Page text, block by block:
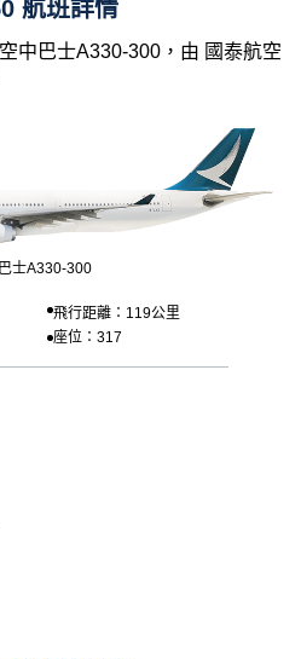
航班詳情
中巴士A330-300，由 國泰航空
士A330-300
飛行距離：119公里
座位：317